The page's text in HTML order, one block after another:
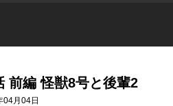
前編 怪獣8号と後輩2
04月04日